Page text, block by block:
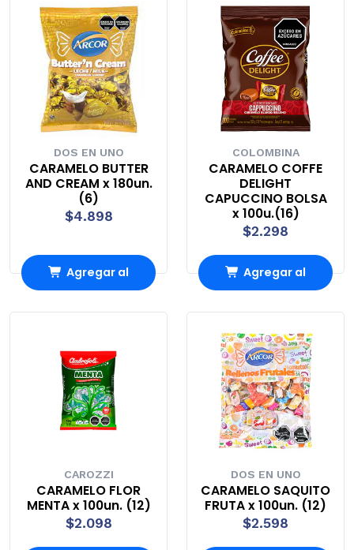
DOS EN UNO
CARAMELO BUTTER
AND CREAM x 180un.
(6)
$4.898
Agregar al
COLOMBINA
CARAMELO COFFE
DELIGHT
CAPUCCINO BOLSA
x 100u.(16)
$2.298
Agregar al
CAROZZI
CARAMELO FLOR
MENTA x 100un. (12)
$2.098
DOS EN UNO
CARAMELO SAQUITO
FRUTA x 100un. (12)
$2.598